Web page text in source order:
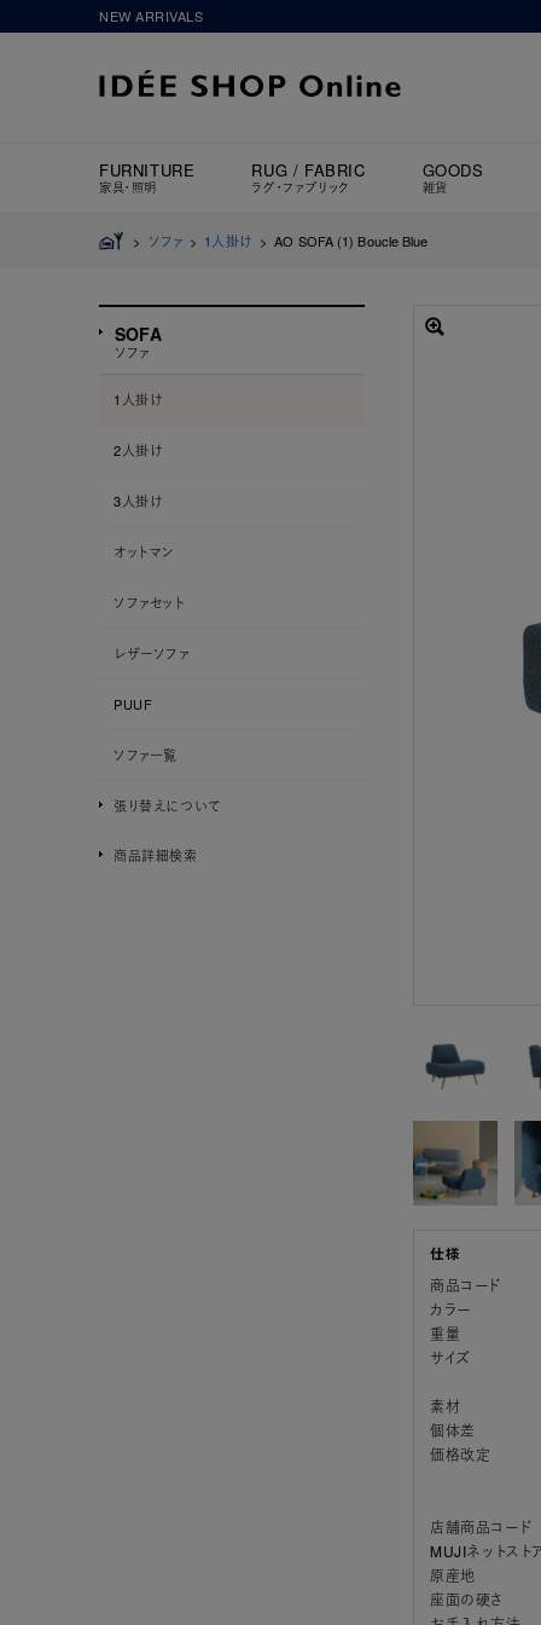
NEW ARRIVALS
FURNITURE
家具・照明
RUG / FABRIC
ラグ・ファブリック
GOODS
雑貨
> ソファ> 1人掛け >AO SOFA (1) Boucle Blue
商品コード
カラー
重量
サイズ
素材
個体差
価格改定
店舗商品コード
MUJIネットスト
原産地
座面の硬さ
SOFA
ソファ
1人掛け
2人掛け
3人掛け
オットマン
ソファセット
レザーソファ
PUUF
ソファ一覧
張り替えについて
商品詳細検索